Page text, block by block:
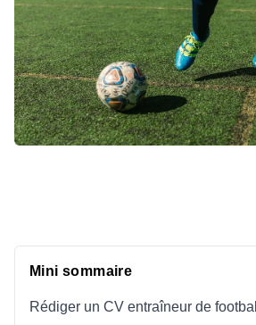
Mini sommaire
Rédiger un CV entraîneur de football